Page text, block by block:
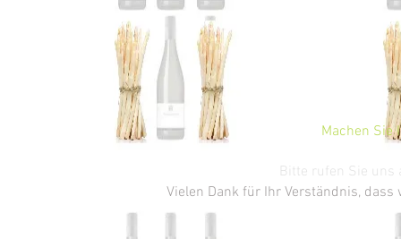
Machen Sie
Bitte rufen Sie uns
Vielen Dank für Ihr Verständnis,